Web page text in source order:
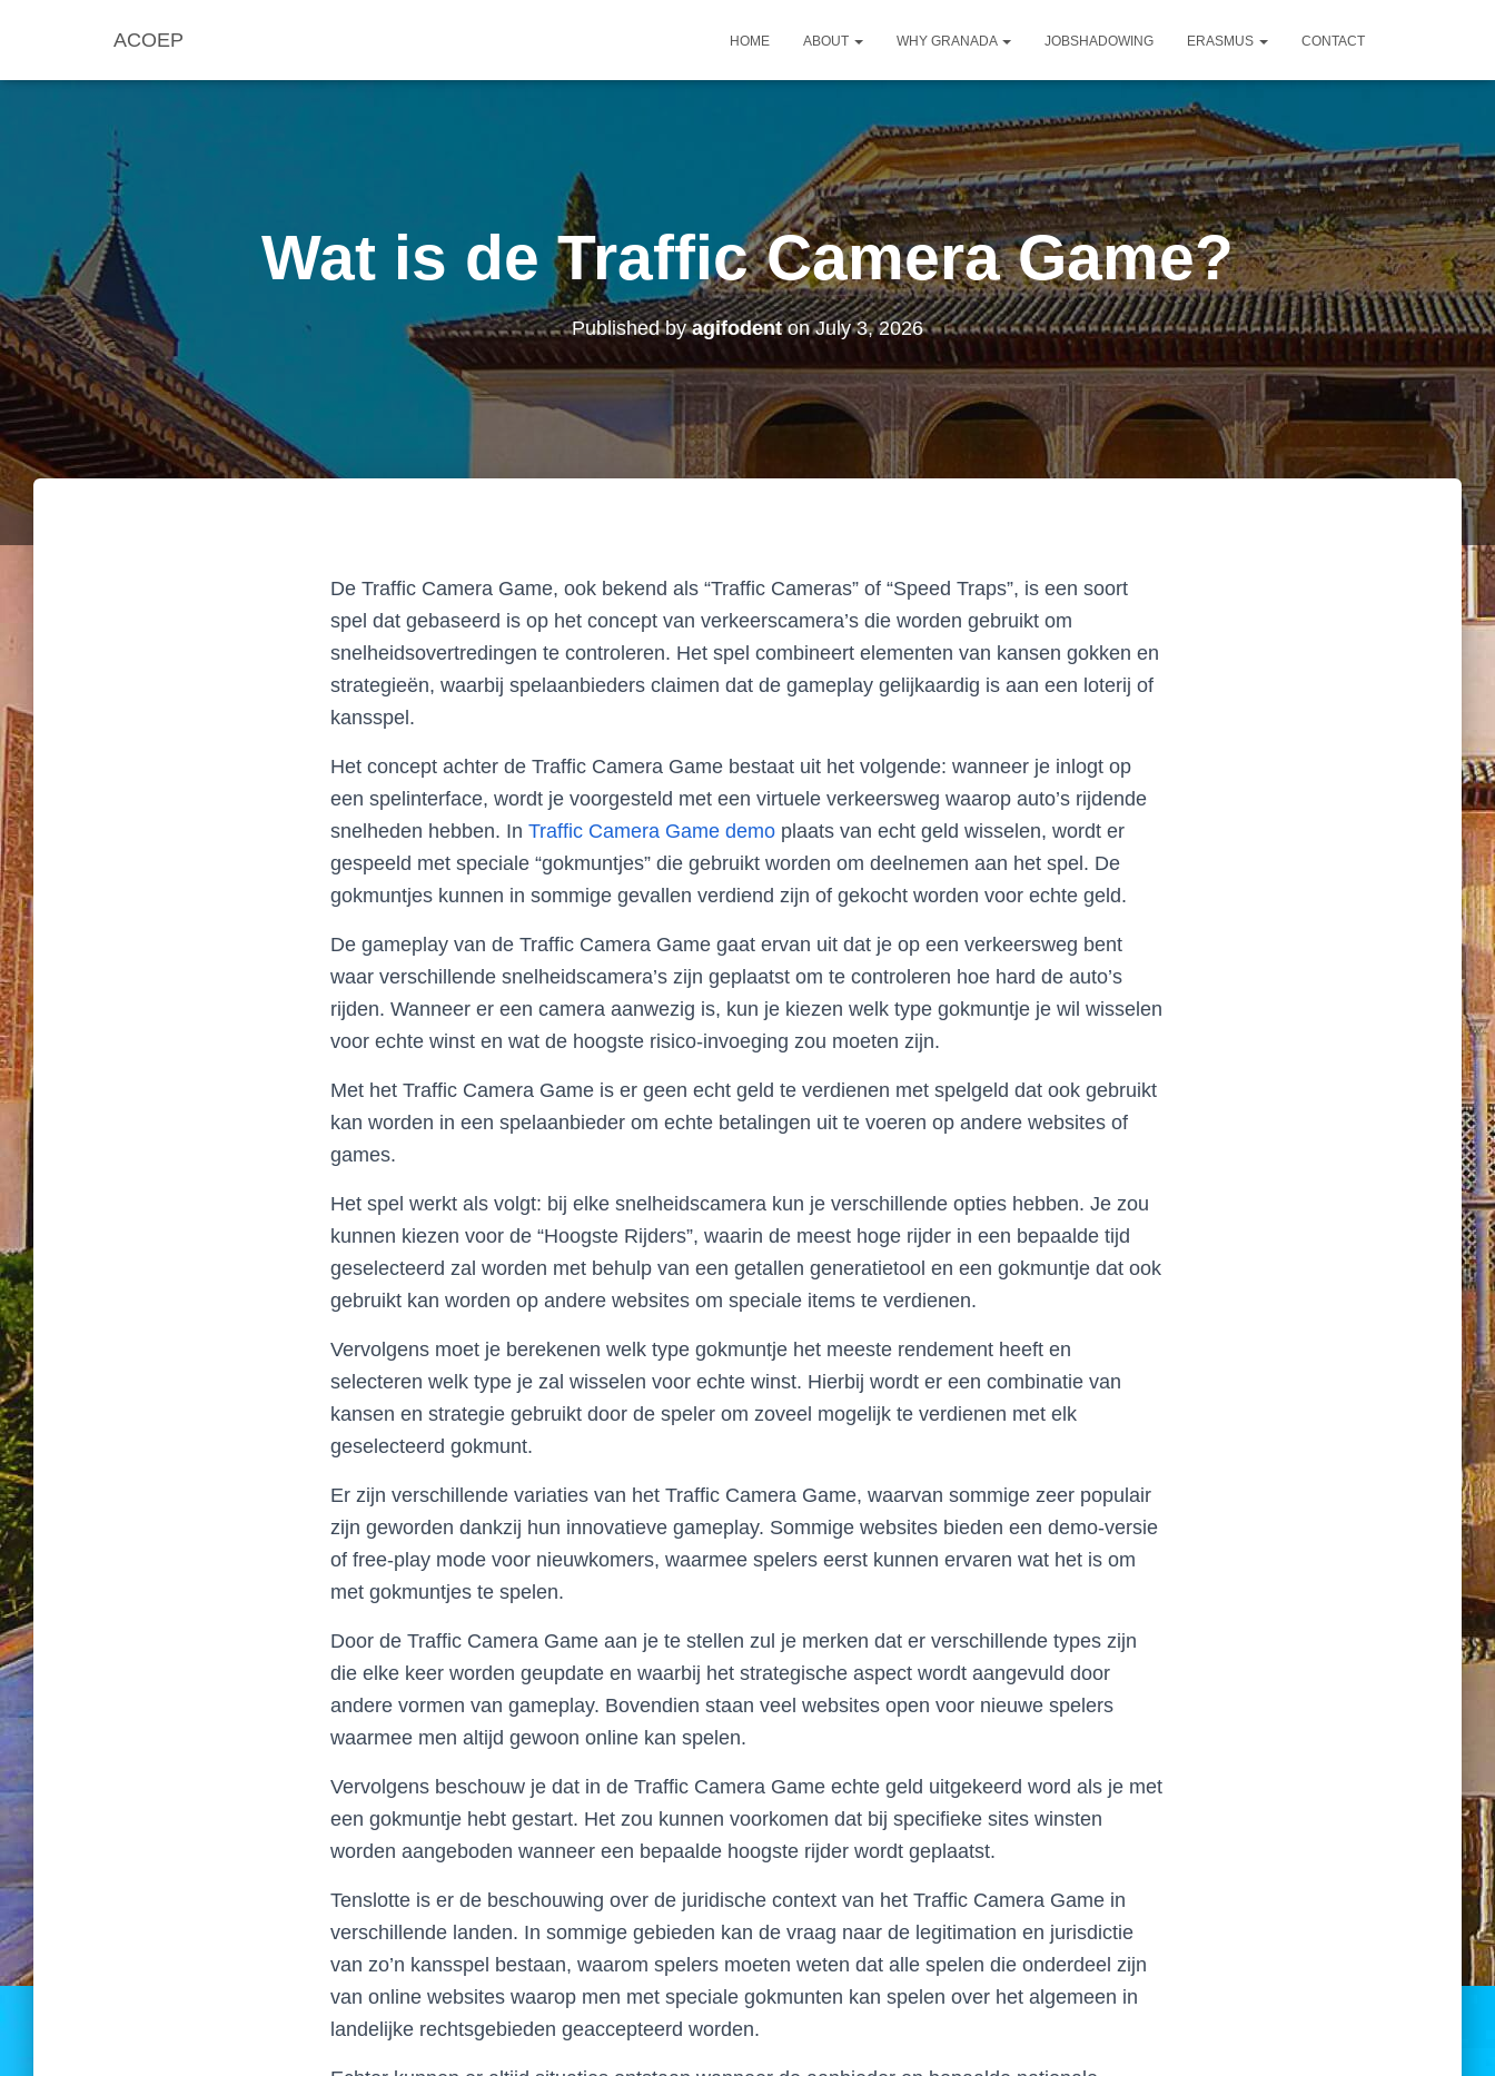
ACOEP HOME ABOUT WHY GRANADA JOBSHADOWING ERASMUS CONTACT
Wat is de Traffic Camera Game?
Published byagifodentonJuly 3, 2026
De Traffic Camera Game, ook bekend als “Traffic Cameras” of “Speed Traps”, is een soort
spel dat gebaseerd is op het concept van verkeerscamera’s die worden gebruikt om
snelheidsovertredingen te controleren. Het spel combineert elementen van kansen gokken en
strategieën, waarbij spelaanbieders claimen dat de gameplay gelijkaardig is aan een loterij of
kansspel.
Het concept achter de Traffic Camera Game bestaat uit het volgende: wanneer je inlogt op
een spelinterface, wordt je voorgesteld met een virtuele verkeersweg waarop auto’s rijdende
snelheden hebben. In Traffic Camera Game demo plaats van echt geld wisselen, wordt er
gespeeld met speciale “gokmuntjes” die gebruikt worden om deelnemen aan het spel. De
gokmuntjes kunnen in sommige gevallen verdiend zijn of gekocht worden voor echte geld.
De gameplay van de Traffic Camera Game gaat ervan uit dat je op een verkeersweg bent
waar verschillende snelheidscamera’s zijn geplaatst om te controleren hoe hard de auto’s
rijden. Wanneer er een camera aanwezig is, kun je kiezen welk type gokmuntje je wil wisselen
voor echte winst en wat de hoogste risico-invoeging zou moeten zijn.
Met het Traffic Camera Game is er geen echt geld te verdienen met spelgeld dat ook gebruikt
kan worden in een spelaanbieder om echte betalingen uit te voeren op andere websites of
games.
Het spel werkt als volgt: bij elke snelheidscamera kun je verschillende opties hebben. Je zou
kunnen kiezen voor de “Hoogste Rijders”, waarin de meest hoge rijder in een bepaalde tijd
geselecteerd zal worden met behulp van een getallen generatietool en een gokmuntje dat ook
gebruikt kan worden op andere websites om speciale items te verdienen.
Vervolgens moet je berekenen welk type gokmuntje het meeste rendement heeft en
selecteren welk type je zal wisselen voor echte winst. Hierbij wordt er een combinatie van
kansen en strategie gebruikt door de speler om zoveel mogelijk te verdienen met elk
geselecteerd gokmunt.
Er zijn verschillende variaties van het Traffic Camera Game, waarvan sommige zeer populair
zijn geworden dankzij hun innovatieve gameplay. Sommige websites bieden een demo-versie
of free-play mode voor nieuwkomers, waarmee spelers eerst kunnen ervaren wat het is om
met gokmuntjes te spelen.
Door de Traffic Camera Game aan je te stellen zul je merken dat er verschillende types zijn
die elke keer worden geupdate en waarbij het strategische aspect wordt aangevuld door
andere vormen van gameplay. Bovendien staan veel websites open voor nieuwe spelers
waarmee men altijd gewoon online kan spelen.
Vervolgens beschouw je dat in de Traffic Camera Game echte geld uitgekeerd word als je met
een gokmuntje hebt gestart. Het zou kunnen voorkomen dat bij specifieke sites winsten
worden aangeboden wanneer een bepaalde hoogste rijder wordt geplaatst.
Tenslotte is er de beschouwing over de juridische context van het Traffic Camera Game in
verschillende landen. In sommige gebieden kan de vraag naar de legitimation en jurisdictie
van zo’n kansspel bestaan, waarom spelers moeten weten dat alle spelen die onderdeel zijn
van online websites waarop men met speciale gokmunten kan spelen over het algemeen in
landelijke rechtsgebieden geaccepteerd worden.